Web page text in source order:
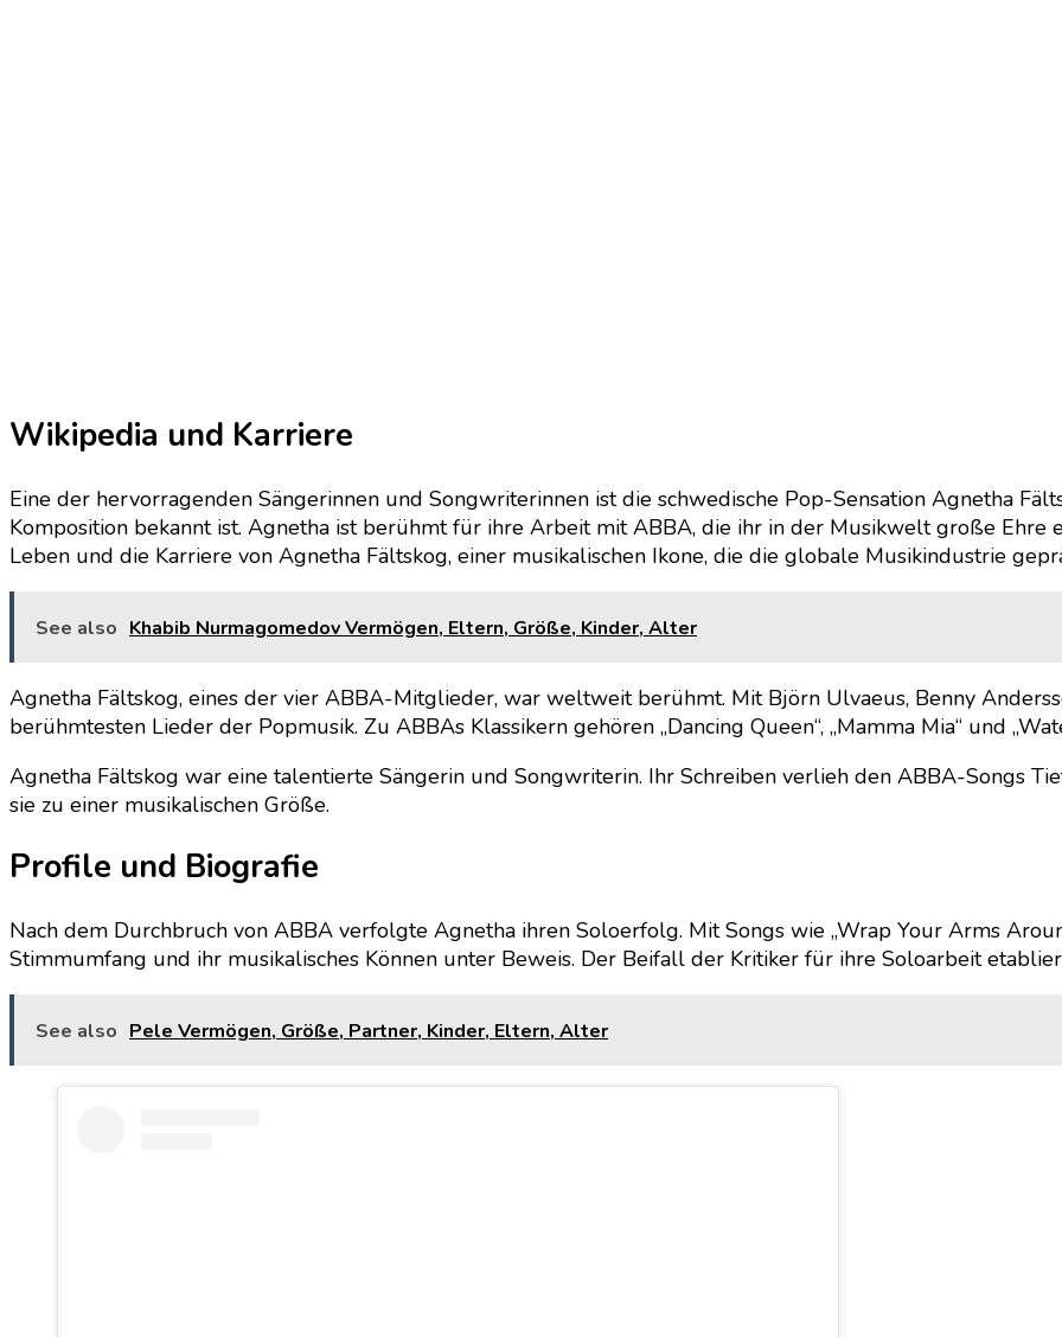
Wikipedia und Karriere
Eine der hervorragenden Sängerinnen und Songwriterinnen ist die schwedische Pop-Sensation Agnetha
Komposition bekannt ist. Agnetha ist berühmt für ihre Arbeit mit ABBA, die ihr in der Musikwelt große Ehre
Leben und die Karriere von Agnetha Fältskog, einer musikalischen Ikone, die die globale Musikindustrie
See also Khabib Nurmagomedov Vermögen, Eltern, Größe, Kinder, Alter
Agnetha Fältskog, eines der vier ABBA-Mitglieder, war weltweit berühmt. Mit Björn Ulvaeus, Benny
berühmtesten Lieder der Popmusik. Zu ABBAs Klassikern gehören „Dancing Queen“, „Mamma Mia“ und
Agnetha Fältskog war eine talentierte Sängerin und Songwriterin. Ihr Schreiben verlieh den ABBA-Songs
sie zu einer musikalischen Größe.
Profile und Biografie
Nach dem Durchbruch von ABBA verfolgte Agnetha ihren Soloerfolg. Mit Songs wie „Wrap Your Arms
Stimmumfang und ihr musikalisches Können unter Beweis. Der Beifall der Kritiker für ihre Soloarbeit
See also Pele Vermögen, Größe, Partner, Kinder, Eltern, Alter